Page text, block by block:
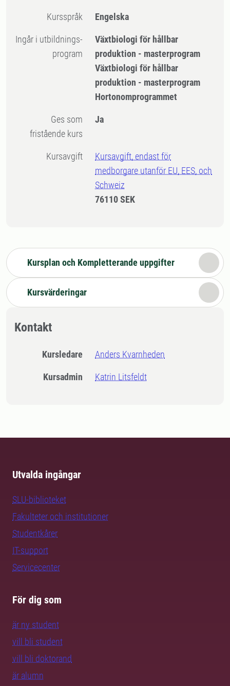
Kursspråk Engelska
Ingår i utbildnings-
program
Växtbiologi för hållbar
produktion - masterprogram
Växtbiologi för hållbar
produktion - masterprogram
Hortonomprogrammet
Ges som
fristående kurs
Ja
Kursavgift
Kursavgift, endast för
medborgare utanför EU, EES, och
Schweiz
76110 SEK
Kursplan och Kompletterande uppgifter
Kursvärderingar
Kontakt
Kursledare Anders Kvarnheden
Kursadmin Katrin Litsfeldt
Utvalda ingångar
SLU-biblioteket
Fakulteter och institutioner
Studentkårer
IT-support
Servicecenter
För dig som
är ny student
vill bli student
vill bli doktorand
är alumn